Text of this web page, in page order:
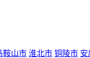
鞍山市 淮北市 铜陵市 安